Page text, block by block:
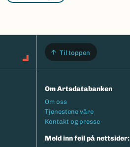
Til toppen
Om Artsdatabanken
Footermeny
Om oss
Tjenestene våre
Kontakt og presse
Meld inn feil på nettsider: